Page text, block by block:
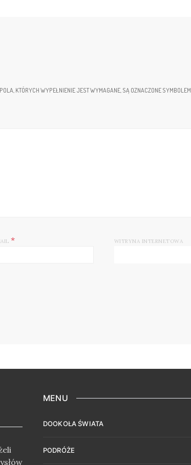
POLA, KTÓRYCH WYPEŁNIENIE JEST WYMAGANE, SĄ OZNACZONE SYMBOLEM
* WITRYNA INTERNETOWA
MENU
DOOKOŁA ŚWIATA
PODRÓŻE